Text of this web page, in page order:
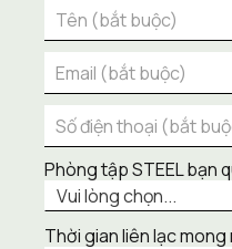
Phòng tập STEEL bạn
Thời gian liên lạc